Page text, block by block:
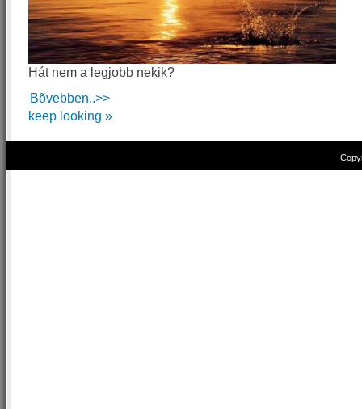
Hát nem a legjobb nekik?
Bõvebben..>>
keep looking »